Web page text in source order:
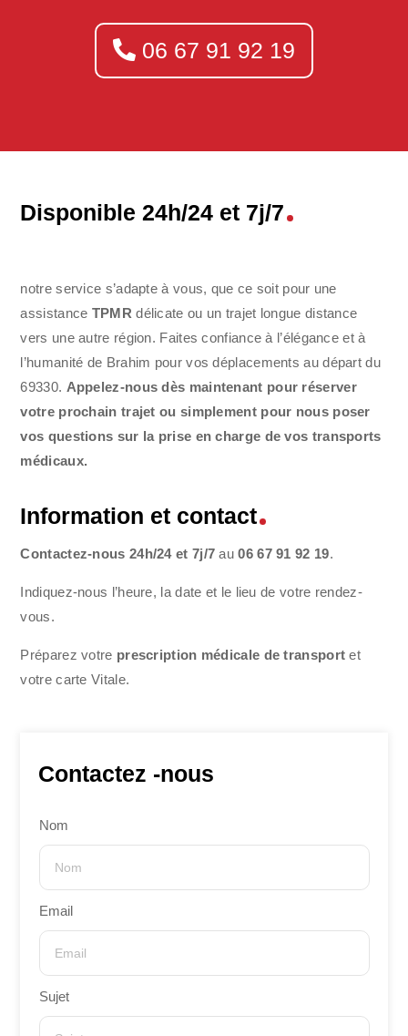
06 67 91 92 19
Disponible 24h/24 et 7j/7
notre service s’adapte à vous, que ce soit pour une
assistance TPMR délicate ou un trajet longue distance
vers une autre région. Faites confiance à l’élégance et à
l’humanité de Brahim pour vos déplacements au départ du
69330. Appelez-nous dès maintenant pour réserver
votre prochain trajet ou simplement pour nous poser
vos questions sur la prise en charge de vos transports
médicaux.
Information et contact
Contactez-nous 24h/24 et 7j/7 au06 67 91 92 19.
Indiquez-nous l’heure, la date et le lieu de votre rendez-
vous.
Préparez votre prescription médicale de transport et
votre carte Vitale.
Contactez -nous
Nom
Email
Sujet